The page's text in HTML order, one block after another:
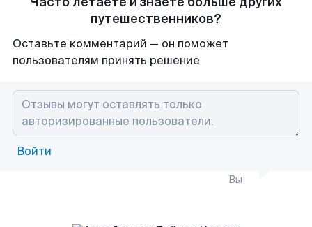
путешественников?
Оставьте комментарий — он поможет
пользователям принять решение
Войти
Вы